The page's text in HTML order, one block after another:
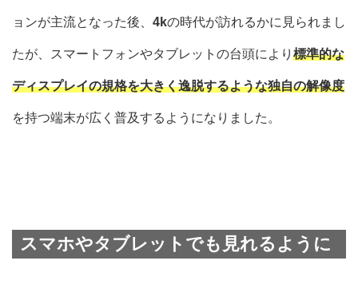
ョンが主流となった後、 4kの時代が訪れるかに見られまし
たが、スマートフォンやタブレットの台頭により 標準的な
ディスプレイの規格を大きく逸脱するような独自の解像度
を持つ端末が広く普及するようになりました。
スマホやタブレットでも見れるように